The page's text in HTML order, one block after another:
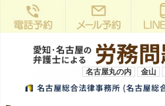
名古屋丸の内 金山